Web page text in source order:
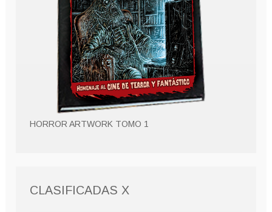
HORROR ARTWORK TOMO 1
CLASIFICADAS X